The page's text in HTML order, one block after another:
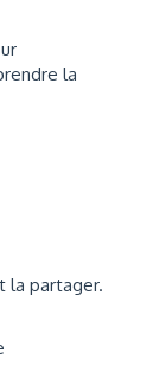
la
partager.